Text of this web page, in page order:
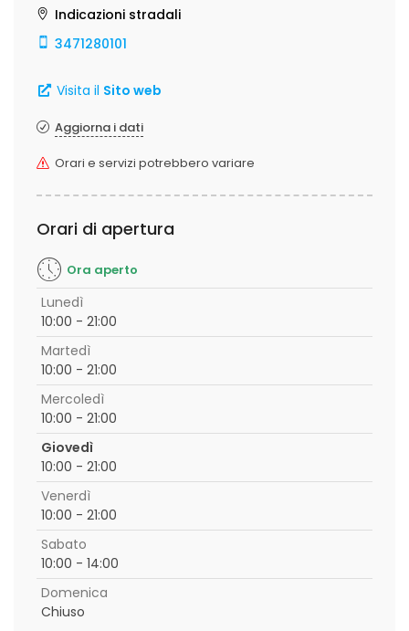
Indicazioni stradali
3471280101
Visita il Sito web
Aggiorna i dati
Orari e servizi potrebbero variare
Orari di apertura
Ora aperto
Lunedì
10:00 - 21:00
Martedì
10:00 - 21:00
Mercoledì
10:00 - 21:00
Giovedì
10:00 - 21:00
Venerdì
10:00 - 21:00
Sabato
10:00 - 14:00
Domenica
Chiuso